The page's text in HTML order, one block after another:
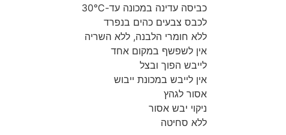
כביסה עדינה במכונה עד-30°C
לכבס צבעים כהים בנפרד
ללא חומרי הלבנה, ללא השריה
אין לשפשף במקום אחד
לייבש הפוך ובצל
אין לייבש במכונת ייבוש
אסור לגהץ
ניקוי יבש אסור
ללא סחיטה